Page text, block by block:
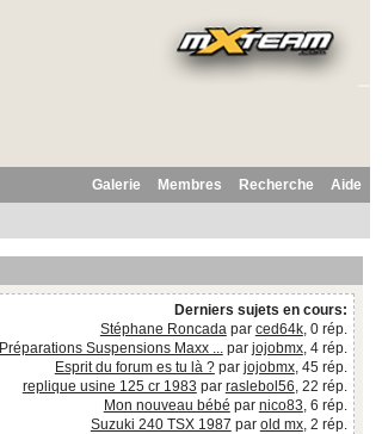
Aide
Recherche
Membres
Galerie
Derniers sujets en cours:
Stéphane Roncadapar ced64k, 0 rép.
Préparations Suspensions Maxx ...par jojobmx, 4 rép.
Esprit du forum es tu là ?par jojobmx, 45 rép.
replique usine 125 cr 1983 par raslebol56, 22 rép.
Mon nouveau bébé par nico83, 6 rép.
Suzuki 240 TSX 1987 par old mx, 2 rép.